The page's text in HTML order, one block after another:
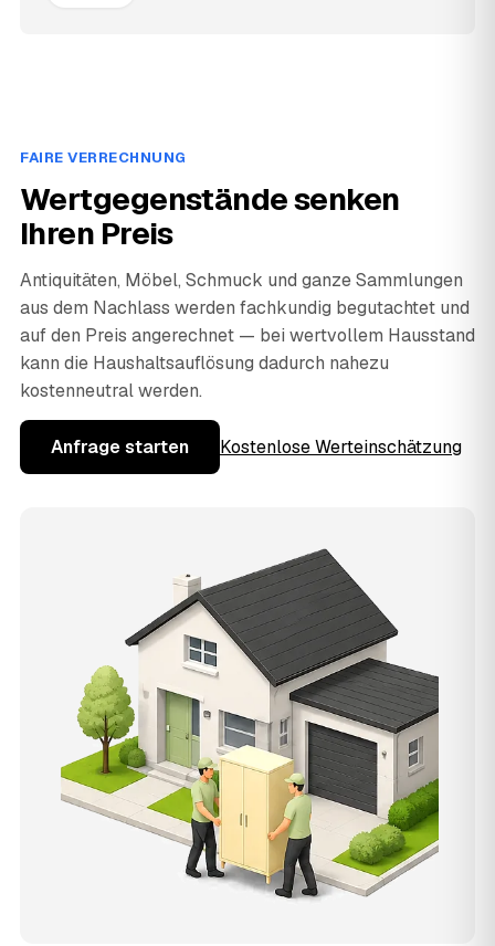
FAIRE VERRECHNUNG
Wertgegenstände senken
Ihren Preis
Antiquitäten, Möbel, Schmuck und ganze Sammlungen
aus dem Nachlass werden fachkundig begutachtet und
auf den Preis angerechnet — bei wertvollem Hausstand
kann die Haushaltsauflösung dadurch nahezu
kostenneutral werden.
Anfrage starten Kostenlose Werteinschätzung